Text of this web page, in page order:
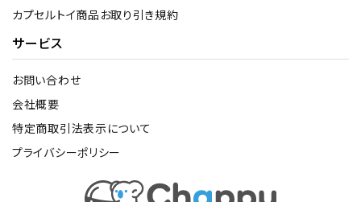
カプセルトイ商品お取り引き規約
サービス
お問い合わせ
会社概要
特定商取引法表示について
プライバシーポリシー